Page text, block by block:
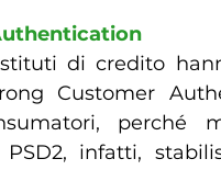
di credito
Customer
infatti,